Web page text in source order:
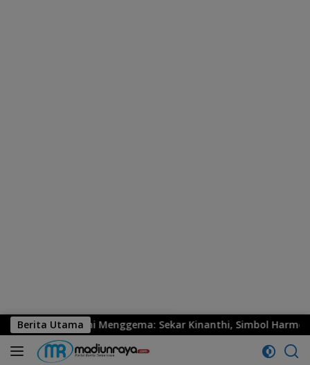
Berita Utama
Ponorogo Resmi Menggema: Sekar Kinanthi, Simbol Harmoni